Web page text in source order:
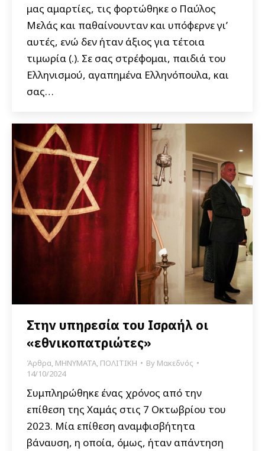
μας αμαρτίες, τις φορτώθηκε ο Παύλος
Μελάς και παθαίνουνταν και υπόφερνε γι’
αυτές, ενώ δεν ήταν άξιος για τέτοια
τιμωρία (.). Σε σας στρέφομαι, παιδιά του
Ελληνισμού, αγαπημένα Ελληνόπουλα, και
σας…
Στην υπηρεσία του Ισραήλ οι
«εθνικοπατριώτες»
Άρθρα ΜΗΝΥΜΑΤΑ ΠΟΛΙΤΙΚΗ By Μακεδνός
14/10/2024
Συμπληρώθηκε ένας χρόνος από την
επίθεση της Χαμάς στις 7 Οκτωβρίου του
2023. Μία επίθεση αναμφισβήτητα
βάναυση, η οποία, όμως, ήταν απάντηση